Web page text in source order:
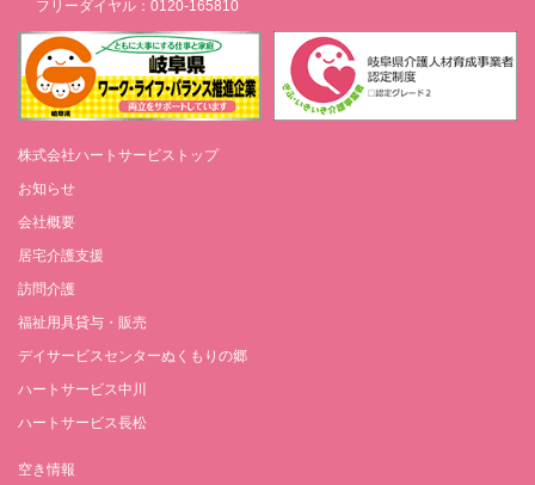
フリーダイヤル：0120-165810
株式会社ハートサービストップ
お知らせ
会社概要
居宅介護支援
訪問介護
福祉用具貸与・販売
デイサービスセンターぬくもりの郷
ハートサービス中川
ハートサービス長松
空き情報